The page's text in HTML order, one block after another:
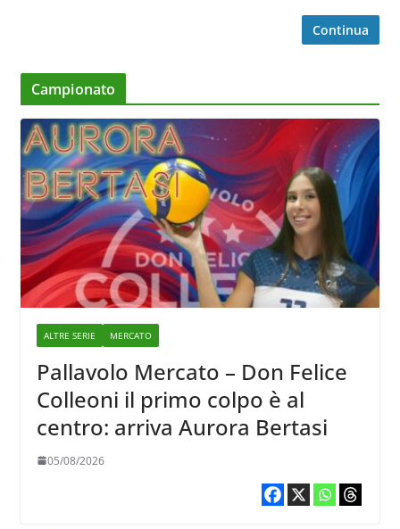
Continua
Campionato
ALTRE SERIE MERCATO
Pallavolo Mercato – Don Felice
Colleoni il primo colpo è al
centro: arriva Aurora Bertasi
05/08/2026